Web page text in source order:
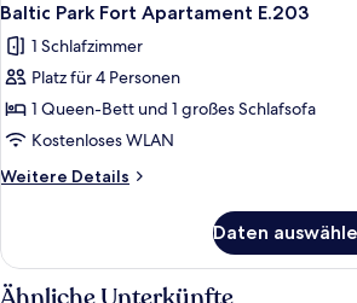
Baltic Park Fort Apartament E.203
1 Schlafzimmer
Platz für 4 Personen
1 Queen-Bett und 1 großes Schlafsofa
Kostenloses WLAN
Weitere Details
Weitere
Park
Fort
Daten